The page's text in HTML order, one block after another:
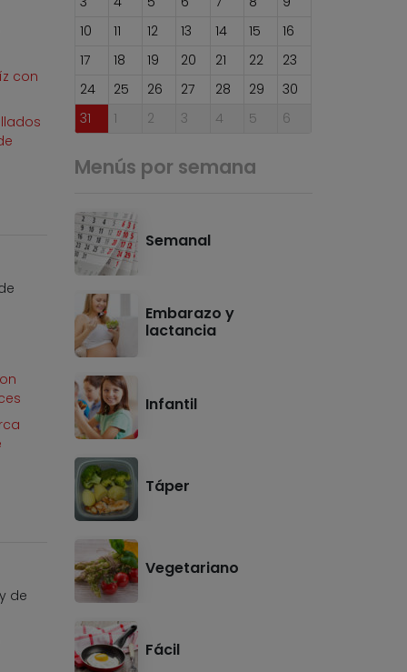
con
de
10
11 12 13 14 15
16
17
18 19 20 21 22
23
24
25 26 27 28 29
30
31
1 2 3 4 5 6
Menús por semana
Semanal
Embarazo y
lactancia
Infantil
Táper
Vegetariano
Fácil